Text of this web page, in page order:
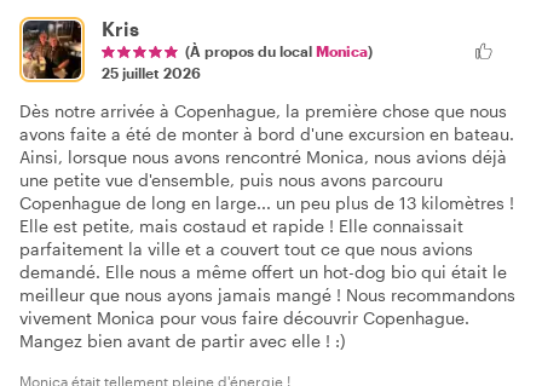
Kris
(À propos du local Monica)
25 juillet 2026
Dès notre arrivée à Copenhague, la première chose que nous
avons faite a été de monter à bord d'une excursion en bateau.
Ainsi, lorsque nous avons rencontré Monica, nous avions déjà
une petite vue d'ensemble, puis nous avons parcouru
Copenhague de long en large... un peu plus de 13 kilomètres !
Elle est petite, mais costaud et rapide ! Elle connaissait
parfaitement la ville et a couvert tout ce que nous avions
demandé. Elle nous a même offert un hot-dog bio qui était le
meilleur que nous ayons jamais mangé ! Nous recommandons
vivement Monica pour vous faire découvrir Copenhague.
Mangez bien avant de partir avec elle ! :)
Monica était tellement pleine d'énergie !